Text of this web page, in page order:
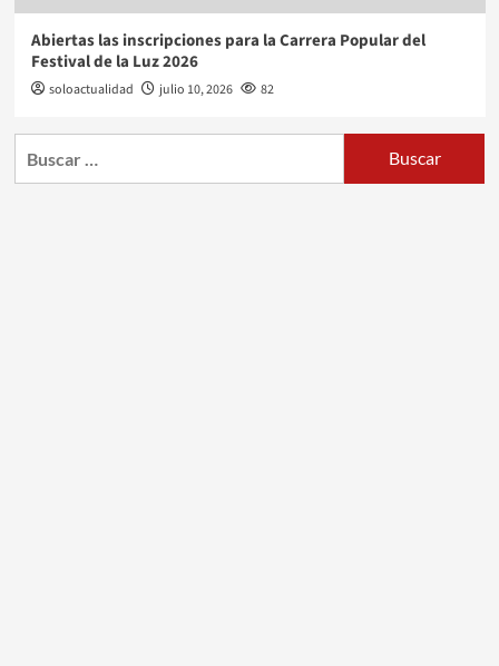
Abiertas las inscripciones para la Carrera Popular del
Festival de la Luz 2026
soloactualidad julio 10, 2026 82